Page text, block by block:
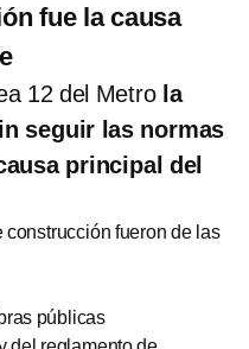
fue la causa
12 del Metro la
seguir las normas
principal del
construcción fueron de las
públicas